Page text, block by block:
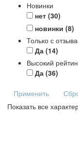
Новинки
нет (30)
новинки (8)
Только с
Да (14)
Высокий
Да (36)
Применить
Показать все